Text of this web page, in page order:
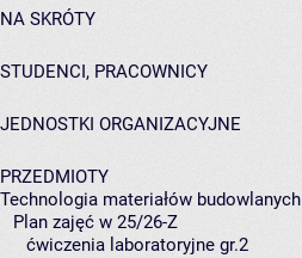
NA SKRÓTY
STUDENCI, PRACOWNICY
JEDNOSTKI ORGANIZACYJNE
PRZEDMIOTY
Technologia materiałów budowlanych
Plan zajęć w 25/26-Z
ćwiczenia laboratoryjne gr.2